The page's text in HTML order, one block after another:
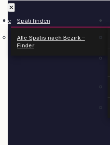
✕
Späti finden
Alle Spätis nach Bezirk –
Finder